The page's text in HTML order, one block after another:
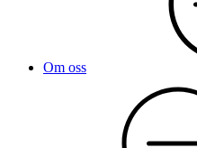
Om oss